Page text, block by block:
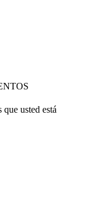
usted está